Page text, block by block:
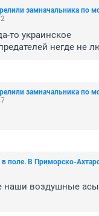
то украинское
негде не
наши воздушные асы